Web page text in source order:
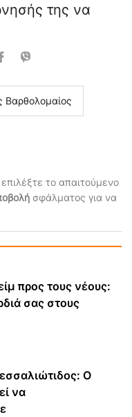
της να
Βαρθολομαίος
το απαιτούμενο
σφάλματος για να
προς τους νέους:
σας στους
Ο
να